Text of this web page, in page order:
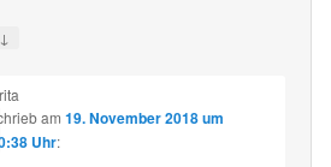
↓
schriebam 19. November 2018 um
Uhr: